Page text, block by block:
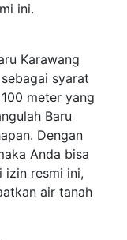
ini.
Karawang
syarat
meter yang
Baru
Dengan
Anda bisa
izin resmi ini,
air tanah